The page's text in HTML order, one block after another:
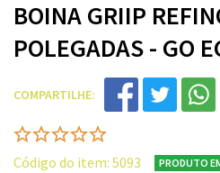
BOINA GRIIP
POLEGADAS - GO
COMPARTILHE:
Código do item: 5093 PRODUTO